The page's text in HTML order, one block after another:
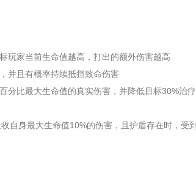
玩家当前生命值越高，打出的额外伤害越高
并且有概率持续抵挡致命伤害
分比最大生命值的真实伤害，并降低目标30%治疗
自身最大生命值10%的伤害，且护盾存在时，受到